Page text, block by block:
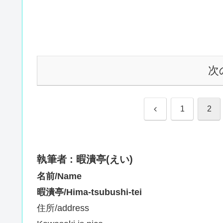
次
前 1 2
執筆者 : 暇潰亭(えい)
名前/Name
暇潰亭/Hima-tsubushi-tei
住所/address